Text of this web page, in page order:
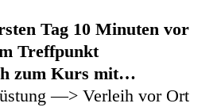
Tag 10 Minuten vor
Treffpunkt
zum Kurs mit…
—> Verleih vor Ort